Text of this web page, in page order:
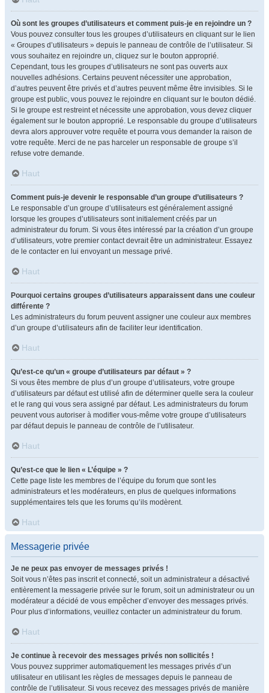
Où sont les groupes d’utilisateurs et comment puis-je en rejoindre un ?
Vous pouvez consulter tous les groupes d’utilisateurs en cliquant sur le lien
« Groupes d’utilisateurs » depuis le panneau de contrôle de l’utilisateur. Si
vous souhaitez en rejoindre un, cliquez sur le bouton approprié.
Cependant, tous les groupes d’utilisateurs ne sont pas ouverts aux
nouvelles adhésions. Certains peuvent nécessiter une approbation,
d’autres peuvent être privés et d’autres peuvent même être invisibles. Si le
groupe est public, vous pouvez le rejoindre en cliquant sur le bouton dédié.
Si le groupe est restreint et nécessite une approbation, vous devez cliquer
également sur le bouton approprié. Le responsable du groupe d’utilisateurs
devra alors approuver votre requête et pourra vous demander la raison de
votre requête. Merci de ne pas harceler un responsable de groupe s’il
refuse votre demande.
Haut
Comment puis-je devenir le responsable d’un groupe d’utilisateurs ?
Le responsable d’un groupe d’utilisateurs est généralement assigné
lorsque les groupes d’utilisateurs sont initialement créés par un
administrateur du forum. Si vous êtes intéressé par la création d’un groupe
d’utilisateurs, votre premier contact devrait être un administrateur. Essayez
de le contacter en lui envoyant un message privé.
Haut
Pourquoi certains groupes d’utilisateurs apparaissent dans une couleur
différente ?
Les administrateurs du forum peuvent assigner une couleur aux membres
d’un groupe d’utilisateurs afin de faciliter leur identification.
Haut
Qu’est-ce qu’un « groupe d’utilisateurs par défaut » ?
Si vous êtes membre de plus d’un groupe d’utilisateurs, votre groupe
d’utilisateurs par défaut est utilisé afin de déterminer quelle sera la couleur
et le rang qui vous sera assigné par défaut. Les administrateurs du forum
peuvent vous autoriser à modifier vous-même votre groupe d’utilisateurs
par défaut depuis le panneau de contrôle de l’utilisateur.
Haut
Qu’est-ce que le lien « L’équipe » ?
Cette page liste les membres de l’équipe du forum que sont les
administrateurs et les modérateurs, en plus de quelques informations
supplémentaires tels que les forums qu’ils modèrent.
Haut
Messagerie privée
Je ne peux pas envoyer de messages privés !
Soit vous n’êtes pas inscrit et connecté, soit un administrateur a désactivé
entièrement la messagerie privée sur le forum, soit un administrateur ou un
modérateur a décidé de vous empêcher d’envoyer des messages privés.
Pour plus d’informations, veuillez contacter un administrateur du forum.
Haut
Je continue à recevoir des messages privés non sollicités !
Vous pouvez supprimer automatiquement les messages privés d’un
utilisateur en utilisant les règles de messages depuis le panneau de
contrôle de l’utilisateur. Si vous recevez des messages privés de manière